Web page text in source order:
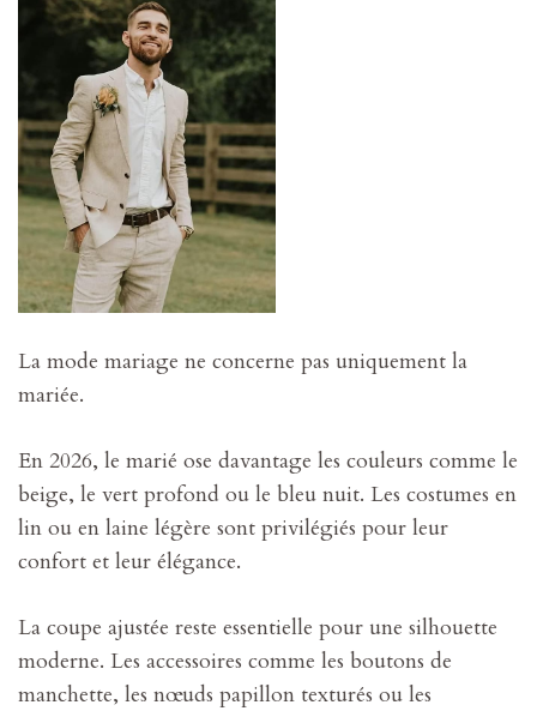
La mode mariage ne concerne pas uniquement la
mariée.
En 2026, le marié ose davantage les couleurs comme le
beige, le vert profond ou le bleu nuit. Les costumes en
lin ou en laine légère sont privilégiés pour leur
confort et leur élégance.
La coupe ajustée reste essentielle pour une silhouette
moderne. Les accessoires comme les boutons de
manchette, les nœuds papillon texturés ou les